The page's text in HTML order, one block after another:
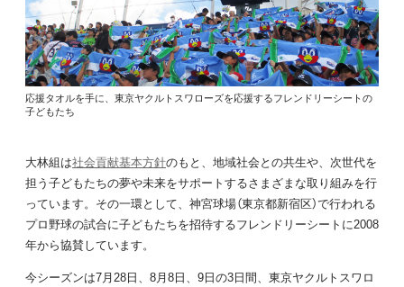
応援タオルを手に、東京ヤクルトスワローズを応援するフレンドリーシートの
子どもたち
大林組は社会貢献基本方針のもと、地域社会との共生や、次世代を
担う子どもたちの夢や未来をサポートするさまざまな取り組みを行
っています。その一環として、神宮球場（東京都新宿区）で行われる
プロ野球の試合に子どもたちを招待するフレンドリーシートに2008
年から協賛しています。
今シーズンは7月28日、8月8日、9日の3日間、東京ヤクルトスワロ